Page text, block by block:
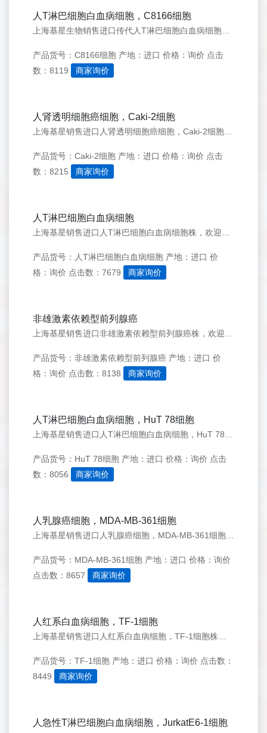
人T淋巴细胞白血病细胞，C8166细胞
产品货号：C8166细胞 产地：进口 价格：询价 点击
数：8119
商家询价
人肾透明细胞癌细胞，Caki-2细胞
产品货号：Caki-2细胞 产地：进口 价格：询价 点击
数：8215
商家询价
人T淋巴细胞白血病细胞
产品货号：人T淋巴细胞白血病细胞 产地：进口 价
格：询价 点击数：7679 商家询价
非雄激素依赖型前列腺癌
产品货号：非雄激素依赖型前列腺癌 产地：进口 价
格：询价 点击数：8138 商家询价
人T淋巴细胞白血病细胞，HuT 78细胞
产品货号：HuT 78细胞 产地：进口 价格：询价 点击
数：8056
商家询价
人乳腺癌细胞，MDA-MB-361细胞
产品货号：MDA-MB-361细胞 产地：进口 价格：询价
点击数：8657
商家询价
人红系白血病细胞，TF-1细胞
产品货号：TF-1细胞 产地：进口 价格：询价 点击数：
8449
商家询价
人急性T淋巴细胞白血病细胞，JurkatE6-1细胞